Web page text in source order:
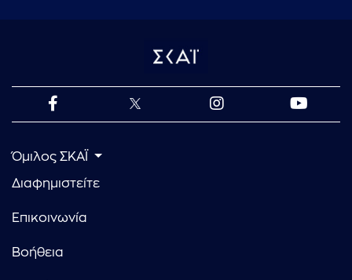
Όμιλος ΣΚΑΪ
Διαφημιστείτε
Επικοινωνία
Βοήθεια